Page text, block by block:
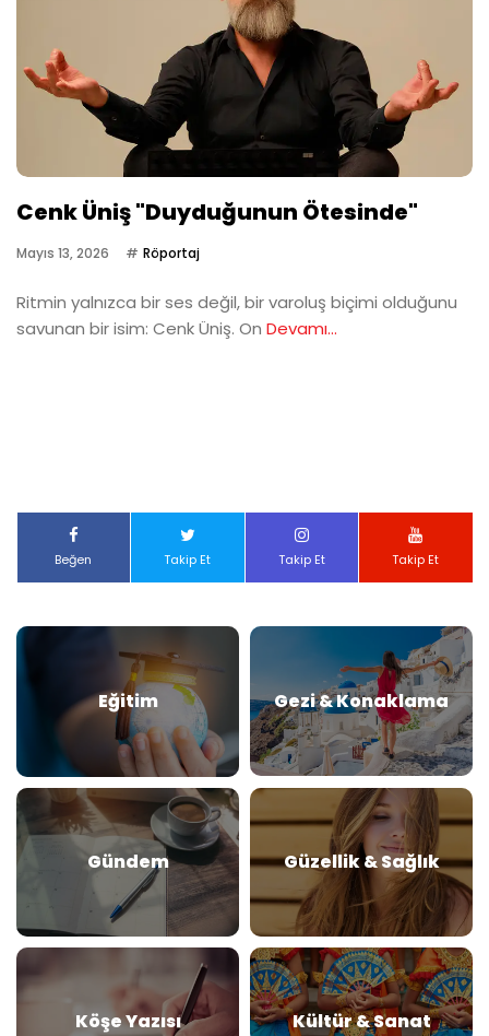
Cenk Üniş "Duyduğunun Ötesinde"
Mayıs 13, 2026 Röportaj
Ritmin yalnızca bir ses değil, bir varoluş biçimi olduğunu
savunan bir isim: Cenk Üniş. On Devamı...
Beğen Takip Et Takip Et Takip Et
Eğitim Gezi & Konaklama
Gündem Güzellik & Sağlık
Köşe Yazısı Kültür & Sanat